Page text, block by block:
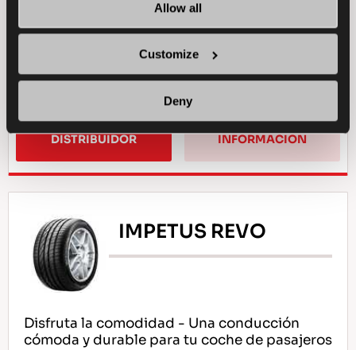
Allow all
Customize
Deny
FRENADA EN SECO
ENCUENTRA UN
DISTRIBUIDOR
MAS
INFORMACION
IMPETUS REVO
Disfruta la comodidad - Una conducción
cómoda y durable para tu coche de pasajeros